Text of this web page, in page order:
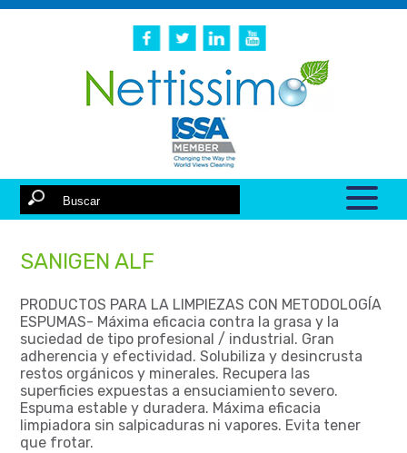
SANIGEN ALF
PRODUCTOS PARA LA LIMPIEZAS CON METODOLOGÍA
ESPUMAS- Máxima eficacia contra la grasa y la
suciedad de tipo profesional / industrial. Gran
adherencia y efectividad. Solubiliza y desincrusta
restos orgánicos y minerales. Recupera las
superficies expuestas a ensuciamiento severo.
Espuma estable y duradera. Máxima eficacia
limpiadora sin salpicaduras ni vapores. Evita tener
que frotar.